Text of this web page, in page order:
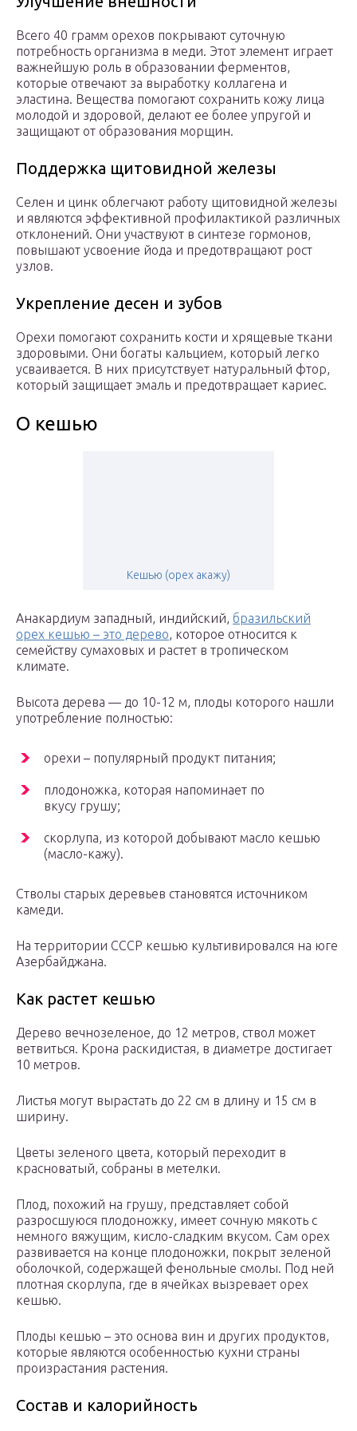
Всего 40 грамм орехов покрывают суточную
потребность организма в меди. Этот элемент играет
важнейшую роль в образовании ферментов,
которые отвечают за выработку коллагена и
эластина. Вещества помогают сохранить кожу лица
молодой и здоровой, делают ее более упругой и
защищают от образования морщин.
Поддержка щитовидной железы
Селен и цинк облегчают работу щитовидной железы
и являются эффективной профилактикой различных
отклонений. Они участвуют в синтезе гормонов,
повышают усвоение йода и предотвращают рост
узлов.
Укрепление десен и зубов
Орехи помогают сохранить кости и хрящевые ткани
здоровыми. Они богаты кальцием, который легко
усваивается. В них присутствует натуральный фтор,
который защищает эмаль и предотвращает кариес.
О кешью
Кешью (орех акажу)
Анакардиум западный, индийский, бразильский
орех кешью – это дерево, которое относится к
семейству сумаховых и растет в тропическом
климате.
Высота дерева — до 10-12 м, плоды которого нашли
употребление полностью:
орехи – популярный продукт питания;
плодоножка, которая напоминает по
вкусу грушу;
скорлупа, из которой добывают масло кешью
(масло-кажу).
Стволы старых деревьев становятся источником
камеди.
На территории СССР кешью культивировался на юге
Азербайджана.
Как растет кешью
Дерево вечнозеленое, до 12 метров, ствол может
ветвиться. Крона раскидистая, в диаметре достигает
10 метров.
Листья могут вырастать до 22 см в длину и 15 см в
ширину.
Цветы зеленого цвета, который переходит в
красноватый, собраны в метелки.
Плод, похожий на грушу, представляет собой
разросшуюся плодоножку, имеет сочную мякоть с
немного вяжущим, кисло-сладким вкусом. Сам орех
развивается на конце плодоножки, покрыт зеленой
оболочкой, содержащей фенольные смолы. Под ней
плотная скорлупа, где в ячейках вызревает орех
кешью.
Плоды кешью – это основа вин и других продуктов,
которые являются особенностью кухни страны
произрастания растения.
Состав и калорийность